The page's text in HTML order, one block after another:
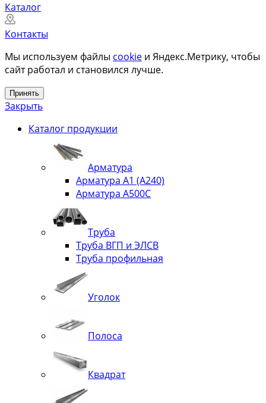
Каталог
Контакты
Мы используем файлы cookie и Яндекс.Метрику, чтобы
сайт работал и становился лучше.
Принять
Закрыть
Каталог продукции
Арматура
Арматура А1 (А240)
Арматура А500С
Труба
Труба ВГП и ЭЛСВ
Труба профильная
Уголок
Полоса
Квадрат